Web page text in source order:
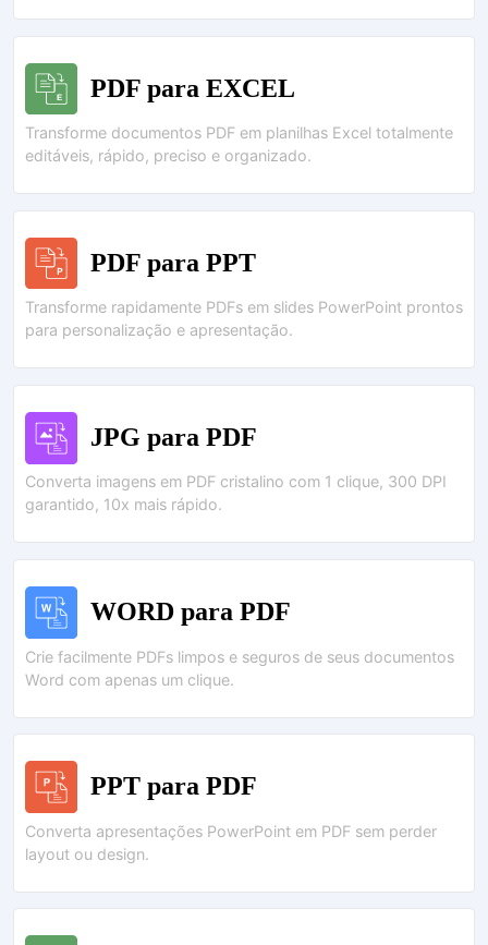
PDF para EXCEL
Transforme documentos PDF em planilhas Excel totalmente
editáveis, rápido, preciso e organizado.
PDF para PPT
Transforme rapidamente PDFs em slides PowerPoint prontos
para personalização e apresentação.
JPG para PDF
Converta imagens em PDF cristalino com 1 clique, 300 DPI
garantido, 10x mais rápido.
WORD para PDF
Crie facilmente PDFs limpos e seguros de seus documentos
Word com apenas um clique.
PPT para PDF
Converta apresentações PowerPoint em PDF sem perder
layout ou design.